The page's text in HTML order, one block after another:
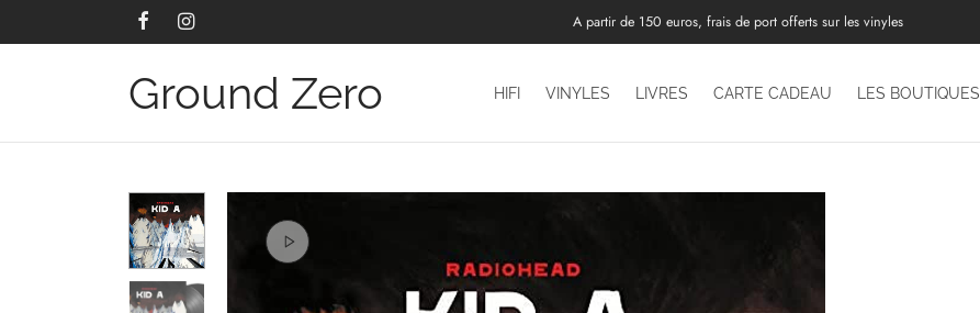
A partir de 150 euros, frais de port offerts sur les vinyles
Ground Zero HIFI VINYLES LIVRES CARTE CADEAU LES BOUTIQUES